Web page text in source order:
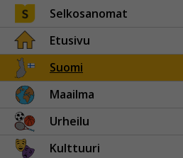
Selkosanomat
Etusivu
Suomi
Maailma
Urheilu
Kulttuuri